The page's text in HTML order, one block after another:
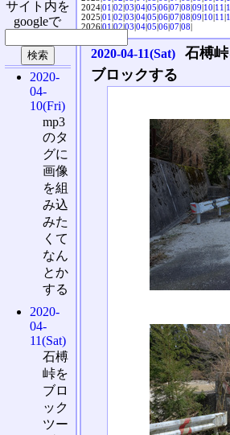
2024|01|02|03|04|05|06|07|08|09|10|11|
2025|01|02|03|04|05|06|07|08|09|10|11|
2026|01|02|03|04|05|06|07|08|
2020-04-11(Sat)
石榑
ブロックする
サイト内を
googleで
2020-
04-
10(Fri)
mp3
のタ
グに
画像
を組
み込
みた
くて
なん
とか
する
2020-
04-
11(Sat)
石榑
峠を
ブロ
ック
ツー